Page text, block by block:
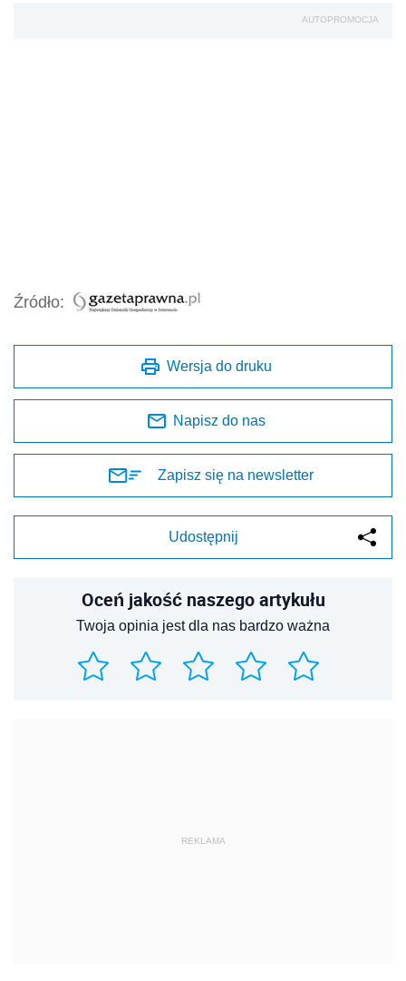
AUTOPROMOCJA
Źródło:
Wersja do druku
Napisz do nas
Zapisz się na newsletter
Udostępnij
Oceń jakość naszego artykułu
Twoja opinia jest dla nas bardzo ważna
REKLAMA